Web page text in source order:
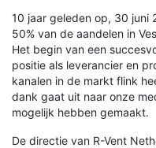
10 jaar geleden op, 30 juni
50% van de aandelen in
Het begin van een
positie als leverancier en
kanalen in de markt flink
dank gaat uit naar onze
mogelijk hebben gemaakt.
De directie van R-Vent